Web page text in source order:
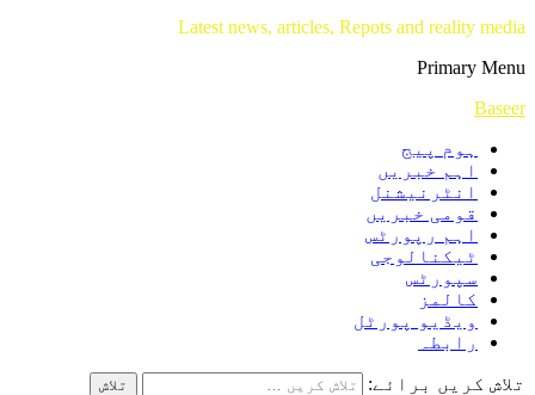
Latest news, articles, Repots and reality media
Primary Menu
Baseer
ہوم پیج
اہم خبریں
انٹرنیشنل
قومی خبریں
اہم رپورٹس
ٹیکنالوجی
سپورٹس
کالمز
ویڈیو پورٹل
رابطہ
تلاش کریں برائے: